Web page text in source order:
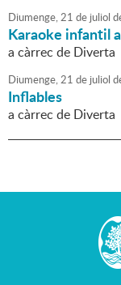
Diumenge,21 de juliol
Karaoke infantil
a càrrec de Diverta
Diumenge,21 de juliol
Inflables
a càrrec de Diverta